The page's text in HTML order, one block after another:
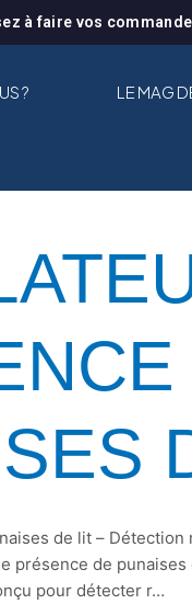
à faire vos
? LE MAG
de lit –
présence de
pour détecter r…